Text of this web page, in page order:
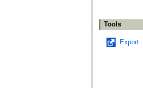
Tools
Export